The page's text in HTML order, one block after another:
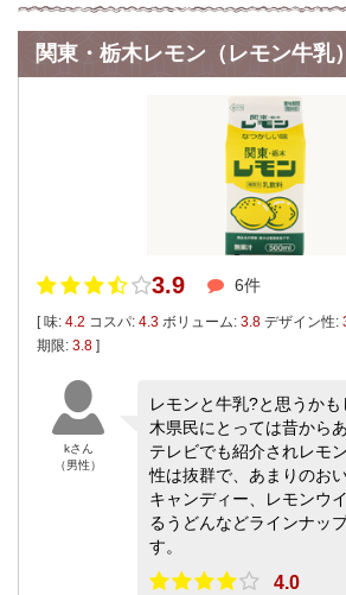
関東・栃木レモン（レモン牛乳）
3.9 6件
[ 味: 4.2 コスパ: 4.3 ボリューム: 3.8 デザイン性:
期限: 3.8 ]
kさん
（男性）
レモンと牛乳?と思うか
木県民にとっては昔から
テレビでも紹介されレモ
性は抜群で、あまりのお
キャンディー、レモンウ
るうどんなどラインナッ
す。
4.0